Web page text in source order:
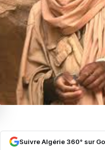
Suivre Algérie 360° sur